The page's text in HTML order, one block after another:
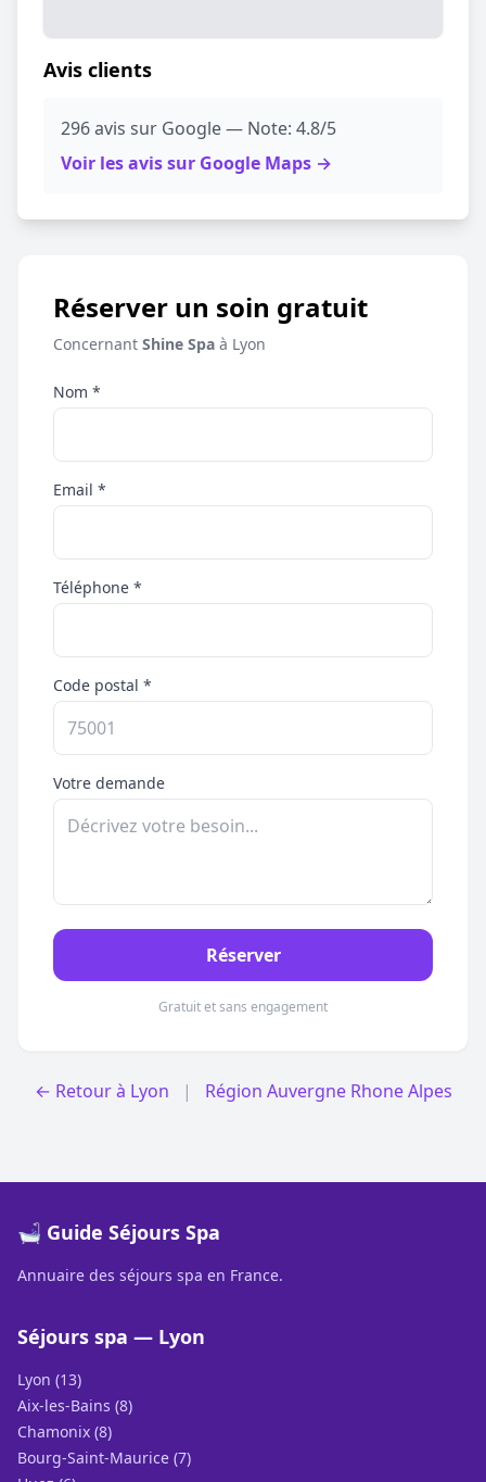
Avis clients
296 avis sur Google — Note: 4.8/5
Voir les avis sur Google Maps →
Réserver un soin gratuit
Concernant Shine Spa à Lyon
Nom *
Email *
Téléphone *
Code postal *
Votre demande
Réserver
Gratuit et sans engagement
← Retour à Lyon | Région Auvergne Rhone Alpes
🛁 Guide Séjours Spa
Annuaire des séjours spa en France.
Séjours spa — Lyon
Lyon (13)
Aix-les-Bains (8)
Chamonix (8)
Bourg-Saint-Maurice (7)